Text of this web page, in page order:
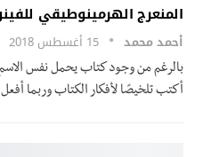
المنعرج الهرمينوطيقي
أحمد محمد 15 أغسطس 2018
بالرغم من وجود كتاب يحمل نفس الاسم
أكتب تلخيصًا لأفكار الكتاب وربما